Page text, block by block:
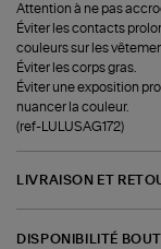
Attention à ne pas
Éviter les contacts
couleurs sur les
Éviter les corps gras.
Éviter une exposition
nuancer la couleur.
(ref-LULUSAG172)
LIVRAISON ET
DISPONIBILITÉ